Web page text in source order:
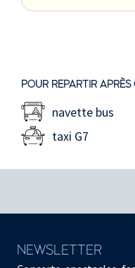
POUR REPARTIR APRÈS
navette bus
taxi G7
NEWSLETTER